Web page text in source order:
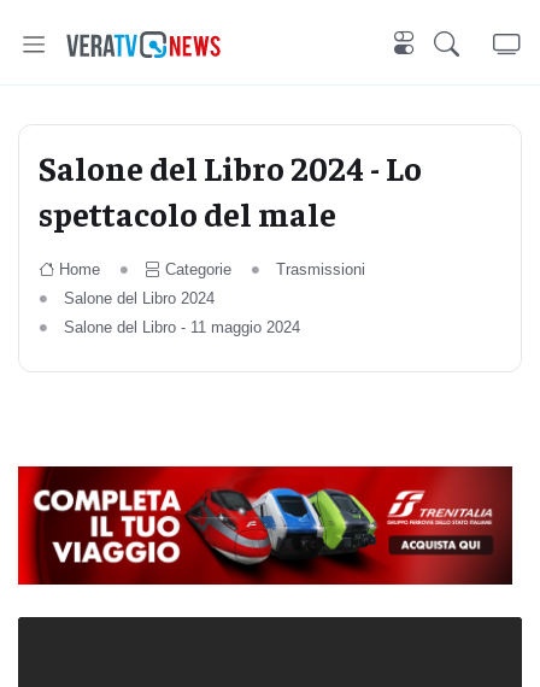
Salone del Libro 2024 - Lo
spettacolo del male
Home Categorie
Trasmissioni
Salone del Libro 2024
Salone del Libro - 11 maggio 2024